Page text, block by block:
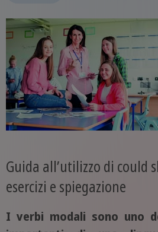
Guida all’utilizzo di could
esercizi e spiegazione
I verbi modali sono uno